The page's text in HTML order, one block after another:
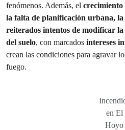
fenómenos. Además, el
la falta de planificación urbana,
reiterados intentos de modificar la
del suelo, con marcados intereses
crean las condiciones para agravar
fuego.
en El
Hoyo